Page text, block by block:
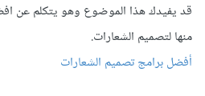
قد يفيدك هذا الموضوع وهو يتكلم عن
منها لتصميم الشعارات.
أفضل برامج تصميم الشعارات